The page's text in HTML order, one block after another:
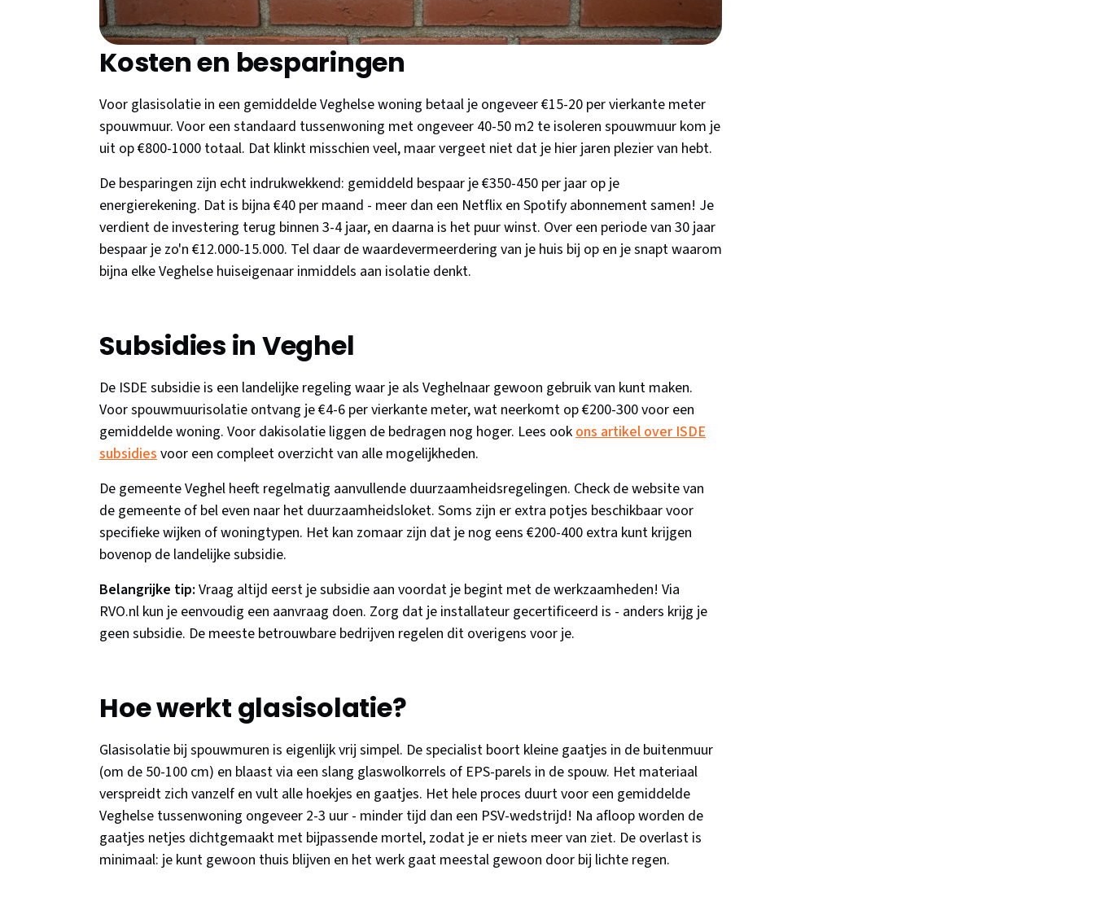
Kosten en besparingen
Voor glasisolatie in een gemiddelde Veghelse woning betaal je ongeveer €15-20 per vierkante meter
spouwmuur. Voor een standaard tussenwoning met ongeveer 40-50 m2 te isoleren spouwmuur kom je
uit op €800-1000 totaal. Dat klinkt misschien veel, maar vergeet niet dat je hier jaren plezier van hebt.
De besparingen zijn echt indrukwekkend: gemiddeld bespaar je €350-450 per jaar op je
energierekening. Dat is bijna €40 per maand - meer dan een Netflix en Spotify abonnement samen! Je
verdient de investering terug binnen 3-4 jaar, en daarna is het puur winst. Over een periode van 30 jaar
bespaar je zo'n €12.000-15.000. Tel daar de waardevermeerdering van je huis bij op en je snapt waarom
bijna elke Veghelse huiseigenaar inmiddels aan isolatie denkt.
Subsidies in Veghel
De ISDE subsidie is een landelijke regeling waar je als Veghelnaar gewoon gebruik van kunt maken.
Voor spouwmuurisolatie ontvang je €4-6 per vierkante meter, wat neerkomt op €200-300 voor een
gemiddelde woning. Voor dakisolatie liggen de bedragen nog hoger. Lees ookons artikel over ISDE
subsidiesvoor een compleet overzicht van alle mogelijkheden.
De gemeente Veghel heeft regelmatig aanvullende duurzaamheidsregelingen. Check de website van
de gemeente of bel even naar het duurzaamheidsloket. Soms zijn er extra potjes beschikbaar voor
specifieke wijken of woningtypen. Het kan zomaar zijn dat je nog eens €200-400 extra kunt krijgen
bovenop de landelijke subsidie.
Belangrijke tip: Vraag altijd eerst je subsidie aan voordat je begint met de werkzaamheden! Via
RVO.nl kun je eenvoudig een aanvraag doen. Zorg dat je installateur gecertificeerd is - anders krijg je
geen subsidie. De meeste betrouwbare bedrijven regelen dit overigens voor je.
Hoe werkt glasisolatie?
Glasisolatie bij spouwmuren is eigenlijk vrij simpel. De specialist boort kleine gaatjes in de buitenmuur
(om de 50-100 cm) en blaast via een slang glaswolkorrels of EPS-parels in de spouw. Het materiaal
verspreidt zich vanzelf en vult alle hoekjes en gaatjes. Het hele proces duurt voor een gemiddelde
Veghelse tussenwoning ongeveer 2-3 uur - minder tijd dan een PSV-wedstrijd! Na afloop worden de
gaatjes netjes dichtgemaakt met bijpassende mortel, zodat je er niets meer van ziet. De overlast is
minimaal: je kunt gewoon thuis blijven en het werk gaat meestal gewoon door bij lichte regen.